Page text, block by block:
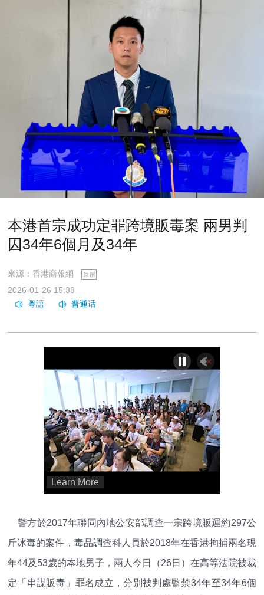
本港首宗成功定罪跨境販毒案 兩男判
囚34年6個月及34年
來源：香港商報網 原創
2026-01-26 15:38
警方於2017年聯同內地公安部調查一宗跨境販運約297公
斤冰毒的案件，毒品調查科人員於2018年在香港拘捕兩名現
年44及53歲的本地男子，兩人今日（26日）在高等法院被裁
定「串謀販毒」罪名成立，分別被判處監禁34年至34年6個